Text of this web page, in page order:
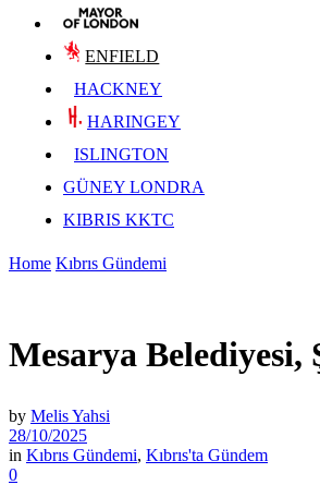
ENFIELD
HACKNEY
HARINGEY
ISLINGTON
GÜNEY LONDRA
KIBRIS KKTC
Home Kıbrıs Gündemi
Mesarya Belediyesi,
by Melis Yahsi
28/10/2025
in Kıbrıs Gündemi, Kıbrıs'ta Gündem
0